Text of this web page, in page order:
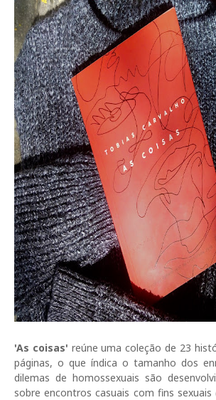
'As coisas' reúne uma coleção de 23
páginas, o que índica o tamanho dos
dilemas de homossexuais são
sobre encontros casuais com fins